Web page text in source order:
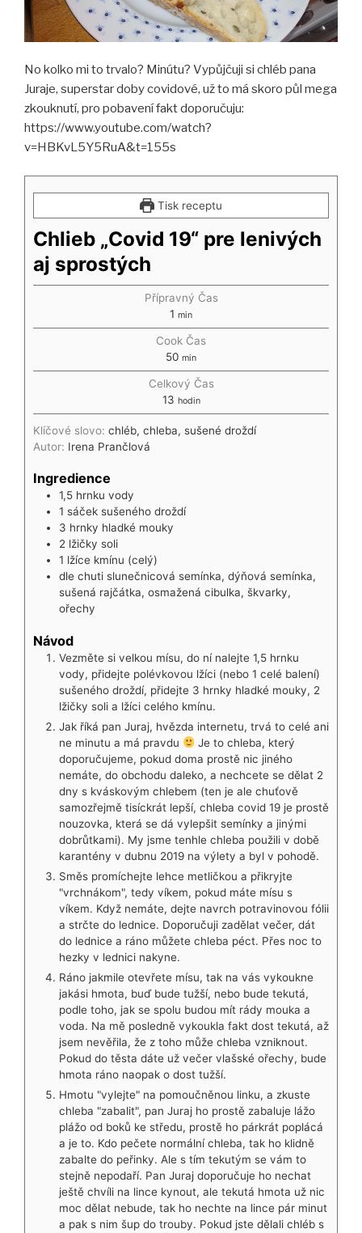
No kolko mi to trvalo? Minútu? Vypůjčuji si chléb pana
Juraje, superstar doby covidové, už to má skoro půl mega
zkouknutí, pro pobavení fakt doporučuju:
https://www.youtube.com/watch?
v=HBKvL5Y5RuA&t=155s
Tisk receptu
Chlieb „Covid 19“ pre lenivých
aj sprostých
Přípravný Čas
1 min
Cook Čas
50 min
Celkový Čas
13 hodin
Klíčové slovo: chléb, chleba, sušené droždí
Autor: Irena Prančlová
Ingredience
1,5 hrnku vody
1 sáček sušeného droždí
3 hrnky hladké mouky
2 lžičky soli
1 lžíce kmínu (celý)
dle chuti slunečnicová semínka, dýňová semínka,
sušená rajčátka, osmažená cibulka, škvarky,
ořechy
Návod
Vezměte si velkou mísu, do ní nalejte 1,5 hrnku
vody, přidejte polévkovou lžíci (nebo 1 celé balení)
sušeného droždí, přidejte 3 hrnky hladké mouky, 2
lžičky soli a lžíci celého kmínu.
Jak říká pan Juraj, hvězda internetu, trvá to celé ani
ne minutu a má pravdu
Je to chleba, který
doporučujeme, pokud doma prostě nic jiného
nemáte, do obchodu daleko, a nechcete se dělat 2
dny s kváskovým chlebem (ten je ale chuťově
samozřejmě tisíckrát lepší, chleba covid 19 je prostě
nouzovka, která se dá vylepšit semínky a jinými
dobrůtkami). My jsme tenhle chleba použili v době
karantény v dubnu 2019 na výlety a byl v pohodě.
Směs promíchejte lehce metličkou a přikryjte
"vrchnákom", tedy víkem, pokud máte mísu s
víkem. Když nemáte, dejte navrch potravinovou fólii
a strčte do lednice. Doporučuji zadělat večer, dát
do lednice a ráno můžete chleba péct. Přes noc to
hezky v lednici nakyne.
Ráno jakmile otevřete mísu, tak na vás vykoukne
jakási hmota, buď bude tužší, nebo bude tekutá,
podle toho, jak se spolu budou mít rády mouka a
voda. Na mě posledně vykoukla fakt dost tekutá, až
jsem nevěřila, že z toho může chleba vzniknout.
Pokud do těsta dáte už večer vlašské ořechy, bude
hmota ráno naopak o dost tužší.
Hmotu "vylejte" na pomoučněnou linku, a zkuste
chleba "zabalit", pan Juraj ho prostě zabaluje lážo
plážo od boků ke středu, prostě ho párkrát poplácá
a je to. Kdo pečete normální chleba, tak ho klidně
zabalte do peřinky. Ale s tím tekutým se vám to
stejně nepodaří. Pan Juraj doporučuje ho nechat
ještě chvíli na lince kynout, ale tekutá hmota už nic
moc dělat nebude, tak ho nechte na lince pár minut
a pak s nim šup do trouby. Pokud jste dělali chléb s